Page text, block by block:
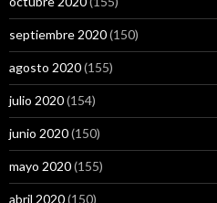
septiembre 2020(150)
agosto 2020(155)
julio 2020(154)
junio 2020(150)
mayo 2020(155)
abril 2020(150)